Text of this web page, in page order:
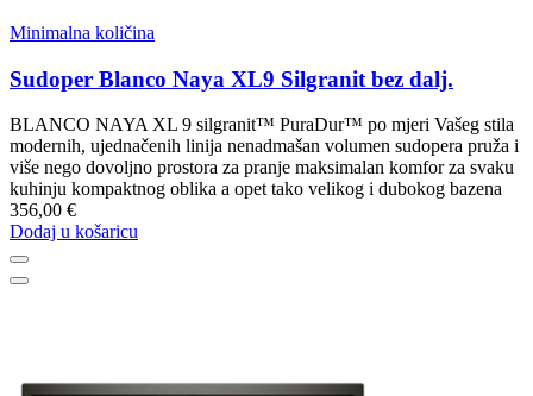
Minimalna količina
Sudoper Blanco Naya XL9 Silgranit bez dalj.
BLANCO NAYA XL 9 silgranit™ PuraDur™ po mjeri Vašeg stila
modernih, ujednačenih linija nenadmašan volumen sudopera pruža i
više nego dovoljno prostora za pranje maksimalan komfor za svaku
kuhinju kompaktnog oblika a opet tako velikog i dubokog bazena
356,00 €
Dodaj u košaricu